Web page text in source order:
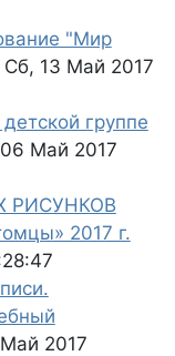
"Мир
Сб, 13 Май 2017
группе
Май 2017
РИСУНКОВ
2017 г.
2017